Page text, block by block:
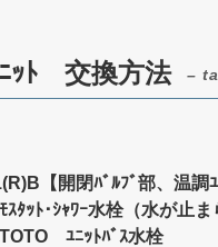
ｯﾄ 交換方法 –
【開閉ﾊﾞﾙﾌﾞ部、温調
ﾀｯﾄ･ｼｬﾜｰ水栓（水が止
ﾕﾆｯﾄﾊﾞｽ水栓